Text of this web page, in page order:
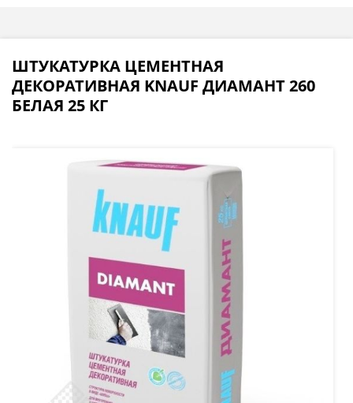
ШТУКАТУРКА ЦЕМЕНТНАЯ
ДЕКОРАТИВНАЯ KNAUF ДИАМАНТ 260
БЕЛАЯ 25 КГ